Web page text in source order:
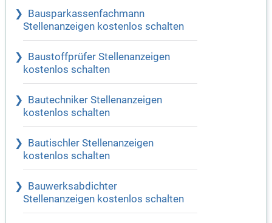
Bausparkassenfachmann
Stellenanzeigen kostenlos schalten
Baustoffprüfer Stellenanzeigen
kostenlos schalten
Bautechniker Stellenanzeigen
kostenlos schalten
Bautischler Stellenanzeigen
kostenlos schalten
Bauwerksabdichter
Stellenanzeigen kostenlos schalten